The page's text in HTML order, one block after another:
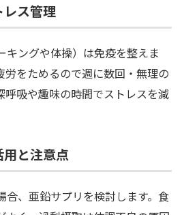
ス管理
キングや体操）は免疫を整えま
労をためるので週に数回・無理の
呼吸や趣味の時間でストレスを減
と注意点
合、亜鉛サプリを検討します。食